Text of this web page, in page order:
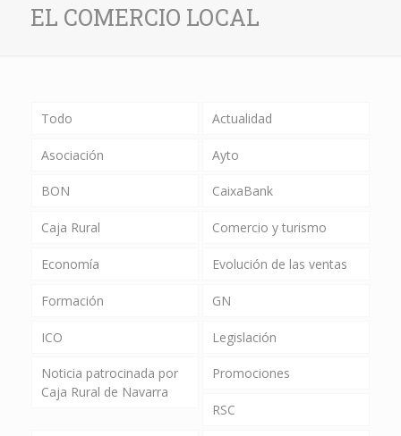
EL COMERCIO LOCAL
Todo Actualidad
Asociación Ayto
BON CaixaBank
Caja Rural Comercio y turismo
Economía Evolución de las ventas
Formación GN
ICO Legislación
Noticia patrocinada por
Caja Rural de Navarra
Promociones
RSC